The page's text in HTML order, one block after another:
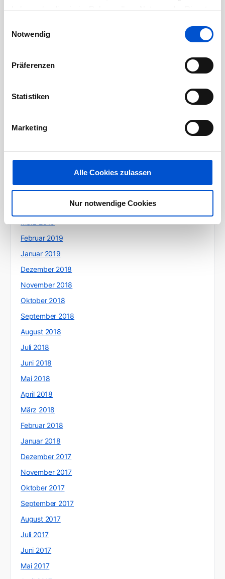
haben oder die sie im Rahmen Ihrer Nutzung der Dienste
Notwendig
Präferenzen
Statistiken
Marketing
Alle Cookies zulassen
Nur notwendige Cookies
März 2020
Januar 2020
November 2019
September 2019
Juli 2019
Mai 2019
März 2019
Februar 2019
Januar 2019
Dezember 2018
November 2018
Oktober 2018
September 2018
August 2018
Juli 2018
Juni 2018
Mai 2018
April 2018
März 2018
Februar 2018
Januar 2018
Dezember 2017
November 2017
Oktober 2017
September 2017
August 2017
Juli 2017
Juni 2017
Mai 2017